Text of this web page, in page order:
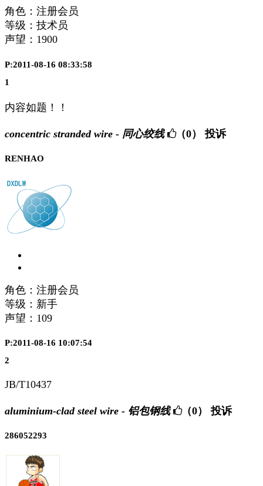
角色：注册会员
等级：技术员
声望： 1900
P:2011-08-16 08:33:58
1
内容如题！！
concentric stranded wire - 同心绞线 （0） 投诉
RENHAO
角色：注册会员
等级：新手
声望： 109
P:2011-08-16 10:07:54
2
JB/T10437
aluminium-clad steel wire - 铝包钢线 （0） 投诉
286052293